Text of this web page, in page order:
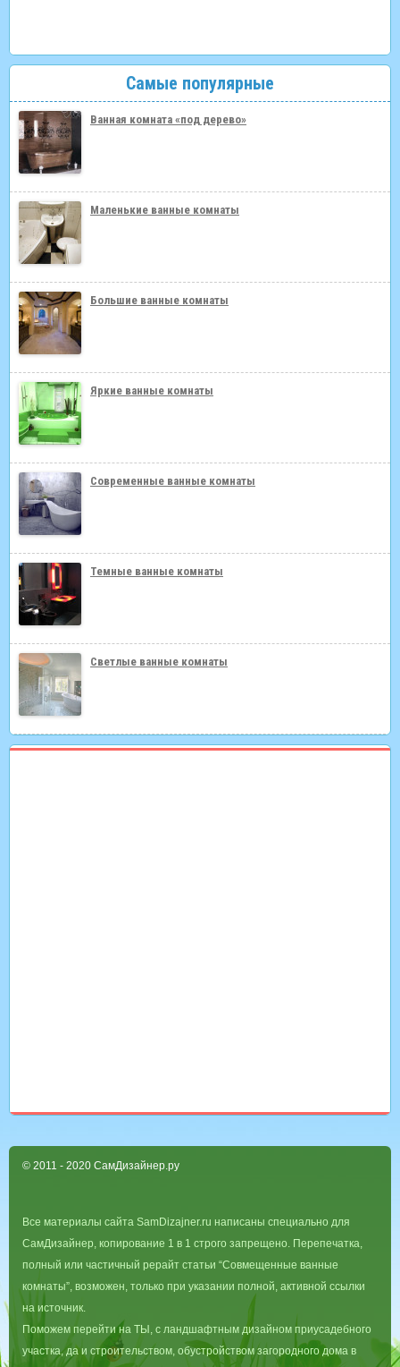
Самые популярные
Ванная комната «под дерево»
Маленькие ванные комнаты
Большие ванные комнаты
Яркие ванные комнаты
Современные ванные комнаты
Темные ванные комнаты
Светлые ванные комнаты
© 2011 - 2020 СамДизайнер.ру
Все материалы сайта SamDizajner.ru написаны специально для
СамДизайнер, копирование 1 в 1 строго запрещено. Перепечатка,
полный или частичный рерайт статьи “Совмещенные ванные
комнаты”, возможен, только при указании полной, активной ссылки
на источник.
Поможем перейти на ТЫ, с ландшафтным дизайном приусадебного
участка, да и строительством, обустройством загородного дома в